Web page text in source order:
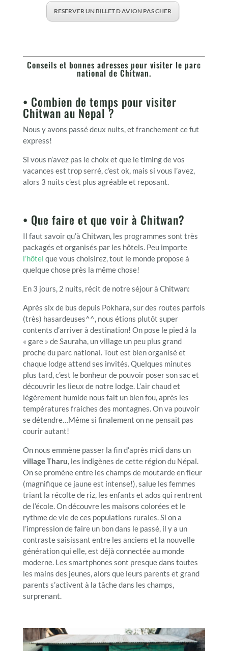
RESERVER UN BILLET D AVION PAS CHER
Conseils et bonnes adresses pour visiter le parc
national de Chitwan.
• Combien de temps pour visiter
Chitwan au Nepal ?
Nous y avons passé deux nuits, et franchement ce fut
express!
Si vous n’avez pas le choix et que le timing de vos
vacances est trop serré, c’est ok, mais si vous l’avez,
alors 3 nuits c’est plus agréable et reposant.
• Que faire et que voir à Chitwan?
Il faut savoir qu’à Chitwan, les programmes sont très
packagés et organisés par les hôtels. Peu importe
l’hôtel que vous choisirez, tout le monde propose à
quelque chose près la même chose!
En 3 jours, 2 nuits, récit de notre séjour à Chitwan:
Après six de bus depuis Pokhara, sur des routes parfois
(très) hasardeuses^^, nous étions plutôt super
contents d’arriver à destination! On pose le pied à la
« gare » de Sauraha, un village un peu plus grand
proche du parc national. Tout est bien organisé et
chaque lodge attend ses invités. Quelques minutes
plus tard, c’est le bonheur de pouvoir poser son sac et
découvrir les lieux de notre lodge. L’air chaud et
légèrement humide nous fait un bien fou, après les
températures fraiches des montagnes. On va pouvoir
se détendre…Même si finalement on ne pensait pas
courir autant!
On nous emmène passer la fin d’après midi dans un
village Tharu, les indigènes de cette région du Népal.
On se promène entre les champs de moutarde en fleur
(magnifique ce jaune est intense!), salue les femmes
triant la récolte de riz, les enfants et ados qui rentrent
de l’école. On découvre les maisons colorées et le
rythme de vie de ces populations rurales. Si on a
l’impression de faire un bon dans le passé, il y a un
contraste saisissant entre les anciens et la nouvelle
génération qui elle, est déjà connectée au monde
moderne. Les smartphones sont presque dans toutes
les mains des jeunes, alors que leurs parents et grand
parents s’activent à la tâche dans les champs,
surprenant.